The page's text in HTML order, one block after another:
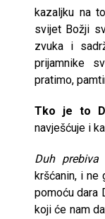
kazaljku na
svijet Božji
zvuka i
prijamnike
pratimo,
Tko je to
navješćuje i
Duh
kršćanin, i
pomoću dara
koji će nam